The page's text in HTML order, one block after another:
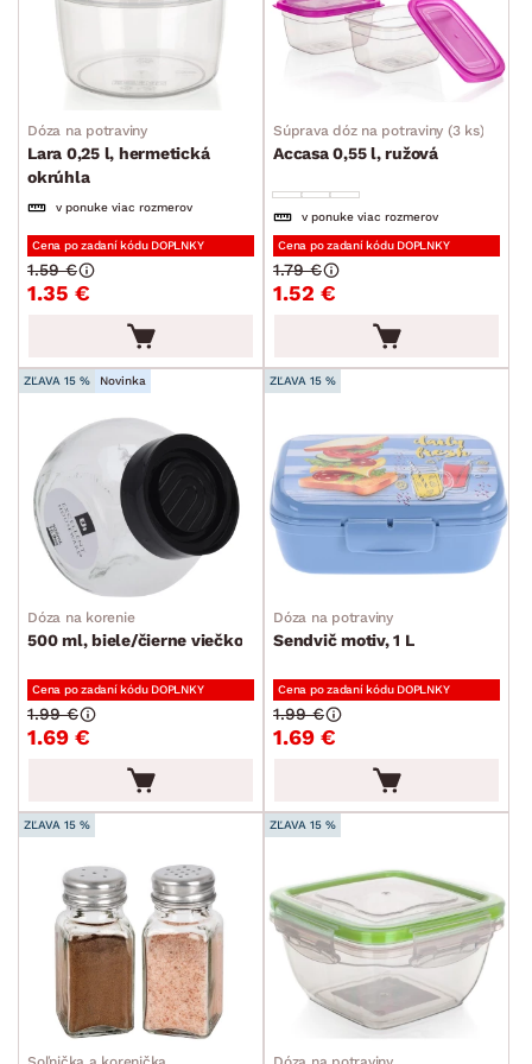
min. cm max. cm
POVRCHOVÁ ÚPRAVA
MIESTNOSŤ
SKLADOVOSŤ
Dóza na potraviny
Lara 0,25 l, hermetická
okrúhla
v ponuke viac rozmerov
Cena po zadaní kódu DOPLNKY
1.35 €
1.59 €
Súprava dóz na potraviny (3 ks)
Accasa 0,55 l, ružová
v ponuke viac rozmerov
Cena po zadaní kódu DOPLNKY
1.52 €
1.79 €
ZĽAVA 15 % Novinka
Dóza na korenie
500 ml, biele/čierne viečko
Cena po zadaní kódu DOPLNKY
1.69 €
1.99 €
ZĽAVA 15 %
Dóza na potraviny
Sendvič motiv, 1 L
Cena po zadaní kódu DOPLNKY
1.69 €
1.99 €
ZĽAVA 15 % ZĽAVA 15 %